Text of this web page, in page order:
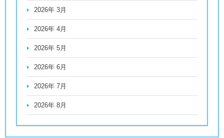
2026年 3月
2026年 4月
2026年 5月
2026年 6月
2026年 7月
2026年 8月